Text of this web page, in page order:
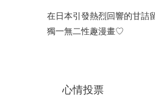
在日本引發熱烈回響的甘詰
獨一無二性趣漫畫♡
心情投票